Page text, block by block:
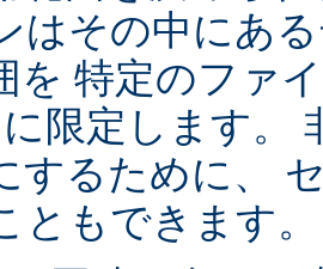
はその中にあ
を 特定のファ
限定します。
するために、
ともできます。